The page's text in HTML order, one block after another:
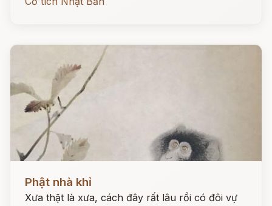
Phật nhà khỉ
Xưa thật là xưa, cách đây rất lâu rồi có đôi vự